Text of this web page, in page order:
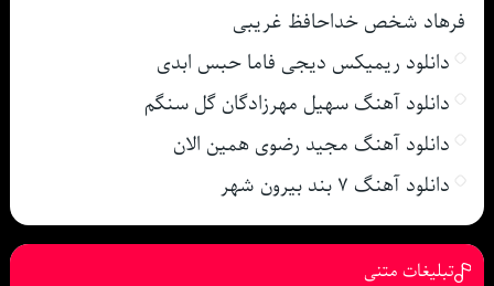
فرهاد شخص خداحافظ غریبی
دانلود ریمیکس دیجی فاما حبس ابدی
دانلود آهنگ سهیل مهرزادگان گل سنگم
دانلود آهنگ مجید رضوی همین الان
دانلود آهنگ ۷ بند بیرون شهر
تبلیغات متنی